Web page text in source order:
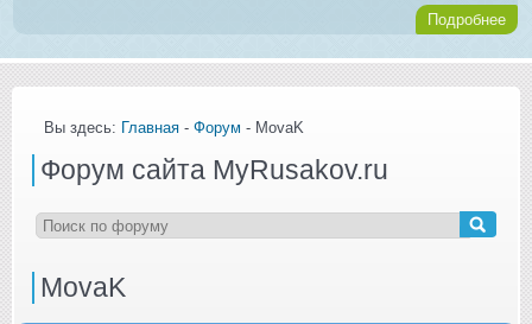
Подробнее
Вы здесь: Главная - Форум - MovaK
Форум сайта MyRusakov.ru
MovaK